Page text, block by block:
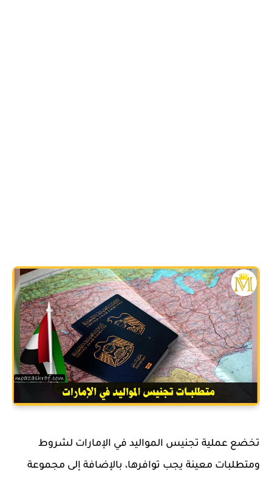
تخضع عملية تجنيس المواليد في الإمارات لشروط
ومتطلبات معينة يجب توافرها، بالإضافة إلى مجموعة